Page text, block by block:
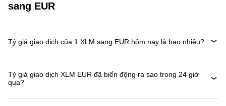
sang EUR
Tỷ giá giao dịch của 1 XLM sang EUR hôm nay là bao nhiêu?
Tỷ giá giao dịch XLM EUR đã biến động ra sao trong 24 giờ
qua?